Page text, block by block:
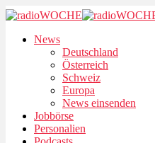
News
Deutschland
Österreich
Schweiz
Europa
News einsenden
Jobbörse
Personalien